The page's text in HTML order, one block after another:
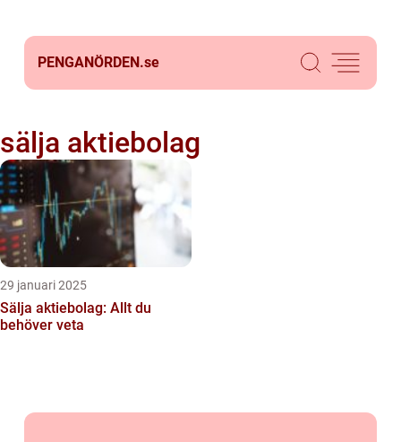
PENGANÖRDEN.se
sälja aktiebolag
29 januari 2025
Sälja aktiebolag: Allt du
behöver veta